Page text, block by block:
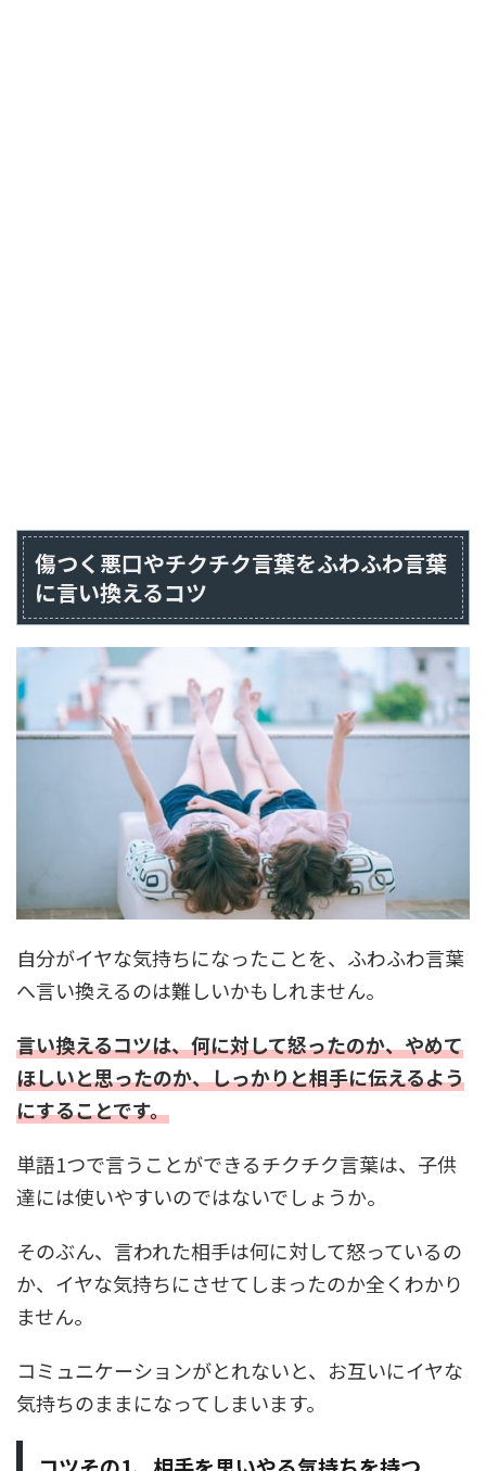
傷つく悪口やチクチク言葉をふわふわ言葉
に言い換えるコツ
自分がイヤな気持ちになったことを、ふわふわ言葉
へ言い換えるのは難しいかもしれません。
言い換えるコツは、何に対して怒ったのか、やめて
ほしいと思ったのか、しっかりと相手に伝えるよう
にすることです。
単語1つで言うことができるチクチク言葉は、子供
達には使いやすいのではないでしょうか。
そのぶん、言われた相手は何に対して怒っているの
か、イヤな気持ちにさせてしまったのか全くわかり
ません。
コミュニケーションがとれないと、お互いにイヤな
気持ちのままになってしまいます。